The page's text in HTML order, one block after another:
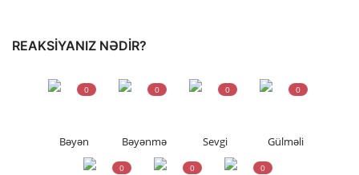
REAKSIYANIZ NƏDIR?
Bəyən
0
Bəyənmə
0
Sevgi
0
Gülməli
0
0 0 0